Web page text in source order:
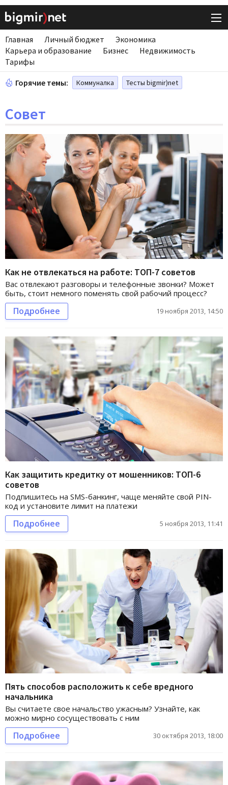
Главная Личный бюджет
Экономика
Карьера и образование
Бизнес
Недвижимость
Тарифы
Горячие темы: Коммуналка Тесты bigmir)net
Совет
Как не отвлекаться на работе: ТОП-7 советов
Вас отвлекают разговоры и телефонные звонки? Может
быть, стоит немного поменять свой рабочий процесс?
Подробнее 19 ноября 2013, 14:50
Как защитить кредитку от мошенников: ТОП-6
советов
Подпишитесь на SMS-банкинг, чаще меняйте свой PIN-
код и установите лимит на платежи
Подробнее 5 ноября 2013, 11:41
Пять способов расположить к себе вредного
начальника
Вы считаете свое начальство ужасным? Узнайте, как
можно мирно сосуществовать с ним
Подробнее 30 октября 2013, 18:00